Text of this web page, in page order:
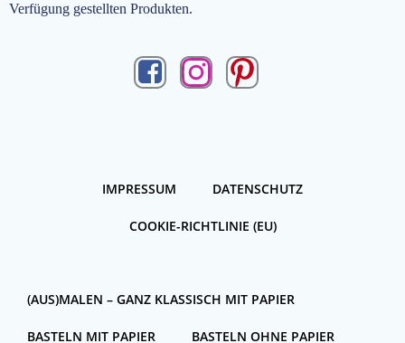
Verfügung gestellten Produkten.
IMPRESSUM DATENSCHUTZ
COOKIE-RICHTLINIE (EU)
(AUS)MALEN – GANZ KLASSISCH MIT PAPIER
BASTELN MIT PAPIER BASTELN OHNE PAPIER